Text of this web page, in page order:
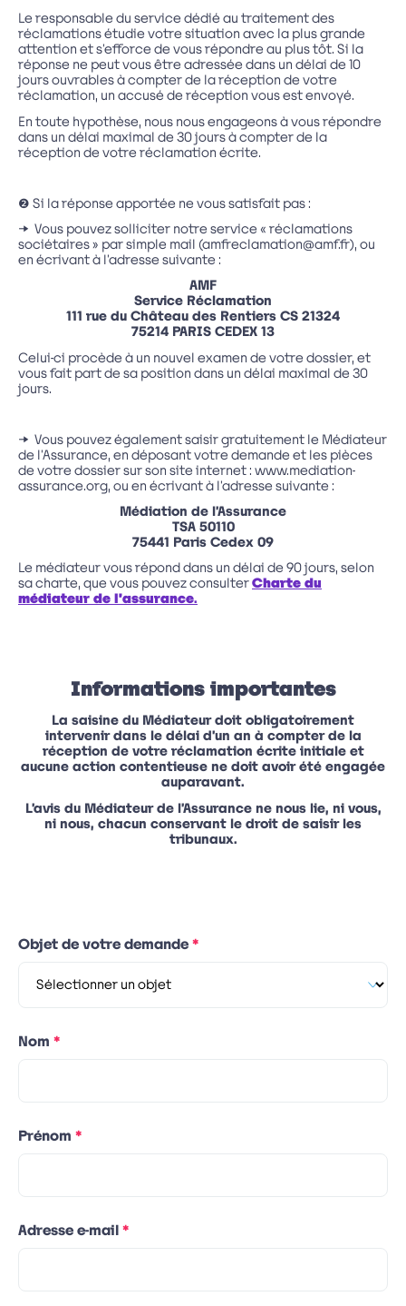
Le responsable du service dédié au traitement des
réclamations étudie votre situation avec la plus grande
attention et s’efforce de vous répondre au plus tôt. Si la
réponse ne peut vous être adressée dans un délai de 10
jours ouvrables à compter de la réception de votre
réclamation, un accusé de réception vous est envoyé.
En toute hypothèse, nous nous engageons à vous répondre
dans un délai maximal de 30 jours à compter de la
réception de votre réclamation écrite.
❷ Si la réponse apportée ne vous satisfait pas :
→ Vous pouvez solliciter notre service « réclamations
sociétaires » par simple mail (amfreclamation@amf.fr), ou
en écrivant à l’adresse suivante :
AMF
Service Réclamation
111 rue du Château des Rentiers CS 21324
75214 PARIS CEDEX 13
Celui-ci procède à un nouvel examen de votre dossier, et
vous fait part de sa position dans un délai maximal de 30
jours.
→ Vous pouvez également saisir gratuitement le Médiateur
de l’Assurance, en déposant votre demande et les pièces
de votre dossier sur son site internet : www.mediation-
assurance.org, ou en écrivant à l’adresse suivante :
Médiation de l’Assurance
TSA 50110
75441 Paris Cedex 09
Le médiateur vous répond dans un délai de 90 jours, selon
sa charte, que vous pouvez consulterCharte du
médiateur de l’assurance.
Informations importantes
La saisine du Médiateur doit obligatoirement
intervenir dans le délai d’un an à compter de la
réception de votre réclamation écrite initiale et
aucune action contentieuse ne doit avoir été engagée
auparavant.
L’avis du Médiateur de l’Assurance ne nous lie, ni vous,
ni nous, chacun conservant le droit de saisir les
tribunaux.
Objet de votre demande *(champ
Nom *(champ
Prénom *(champ
Adresse e-mail *(champ